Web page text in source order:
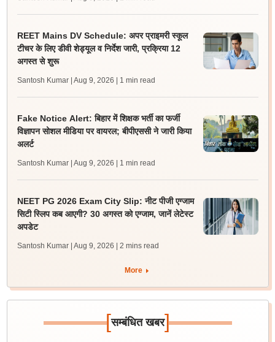
REET Mains DV Schedule: अपर प्राइमरी स्कूल
टीचर के लिए डीवी शेड्यूल व निर्देश जारी, प्रक्रिया 12
अगस्त से शुरू
Santosh Kumar | Aug 9, 2026 | 1 min read
Fake Notice Alert: बिहार में शिक्षक भर्ती का फर्जी
विज्ञापन सोशल मीडिया पर वायरल; बीपीएससी ने जारी किया
अलर्ट
Santosh Kumar | Aug 9, 2026 | 1 min read
NEET PG 2026 Exam City Slip: नीट पीजी एग्जाम
सिटी स्लिप कब आएगी? 30 अगस्त को एग्जाम, जानें लेटेस्ट
अपडेट
Santosh Kumar | Aug 9, 2026 | 2 mins read
More
[सम्बंधित खबर]